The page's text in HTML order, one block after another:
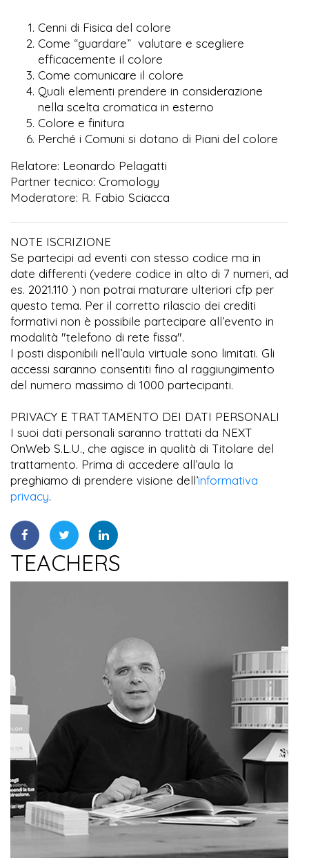
Cenni di Fisica del colore
Come “guardare” valutare e scegliere
efficacemente il colore
Come comunicare il colore
Quali elementi prendere in considerazione
nella scelta cromatica in esterno
Colore e finitura
Perché i Comuni si dotano di Piani del colore
Relatore: Leonardo Pelagatti
Partner tecnico: Cromology
Moderatore: R. Fabio Sciacca
NOTE ISCRIZIONE
Se partecipi ad eventi con stesso codice ma in
date differenti (vedere codice in alto di 7 numeri, ad
es. 2021.110 ) non potrai maturare ulteriori cfp per
questo tema. Per il corretto rilascio dei crediti
formativi non è possibile partecipare all’evento in
modalità "telefono di rete fissa".
I posti disponibili nell’aula virtuale sono limitati. Gli
accessi saranno consentiti fino al raggiungimento
del numero massimo di 1000 partecipanti.
PRIVACY E TRATTAMENTO DEI DATI PERSONALI
I suoi dati personali saranno trattati da NEXT
OnWeb S.L.U., che agisce in qualità di Titolare del
trattamento. Prima di accedere all’aula la
preghiamo di prendere visione dell’informativa
privacy.
TEACHERS